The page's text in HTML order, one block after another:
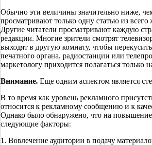
Обычно эти величины значительно ниже,
просматривают только одну статью из
Другие читатели просматривают каждую
редакции. Многие зрители смотрят
выходят в другую комнату, чтобы
печатного органа, радиостанции или
маркетологу приходится полагаться только
Внимание. Еще одним аспектом является
В то время как уровень рекламного
относится к рекламному сообщению и к
Однако было обнаружено, что на
следующие факторы:
1. Вовлечение аудитории в подачу